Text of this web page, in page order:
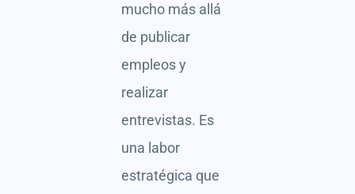
mucho más allá
de publicar
empleos y
realizar
entrevistas. Es
una labor
estratégica que